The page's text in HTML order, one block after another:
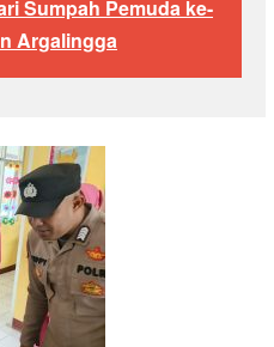
Sumpah Pemuda ke-
Argalingga